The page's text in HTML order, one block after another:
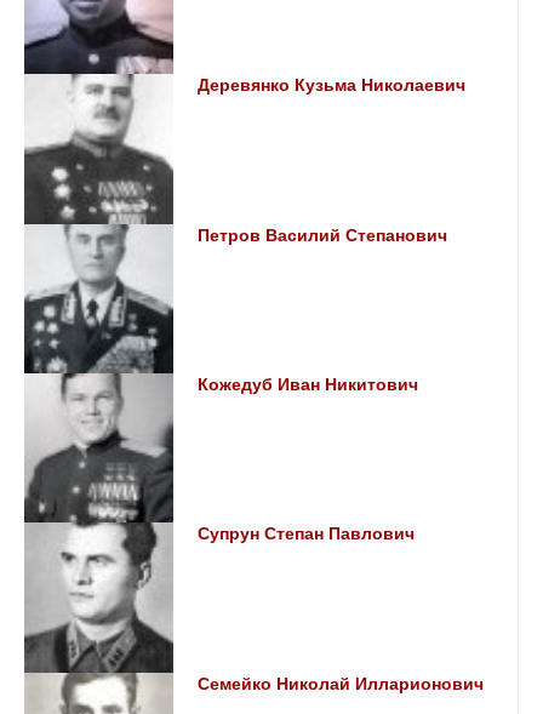
Деревянко Кузьма Николаевич
Петров Василий Степанович
Кожедуб Иван Никитович
Супрун Степан Павлович
Семейко Николай Илларионович